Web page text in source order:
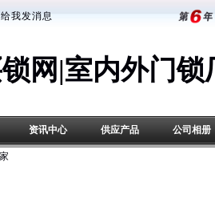
网|室内外门锁
资讯中心 供应产品 公司相册